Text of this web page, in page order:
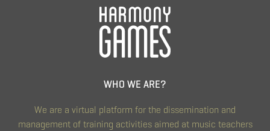
WHO WE ARE?
We are a virtual platform for the dissemination and
management of training activities aimed at music teachers